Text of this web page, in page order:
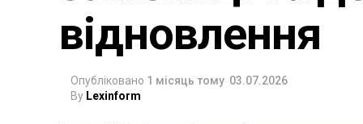
відновлення
Опубліковано 1 місяць тому 03.07.2026
By Lexinform